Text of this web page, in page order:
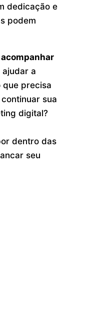
dedicação e
podem
acompanhar
ajudar a
que precisa
sua
digital?
dentro das
seu